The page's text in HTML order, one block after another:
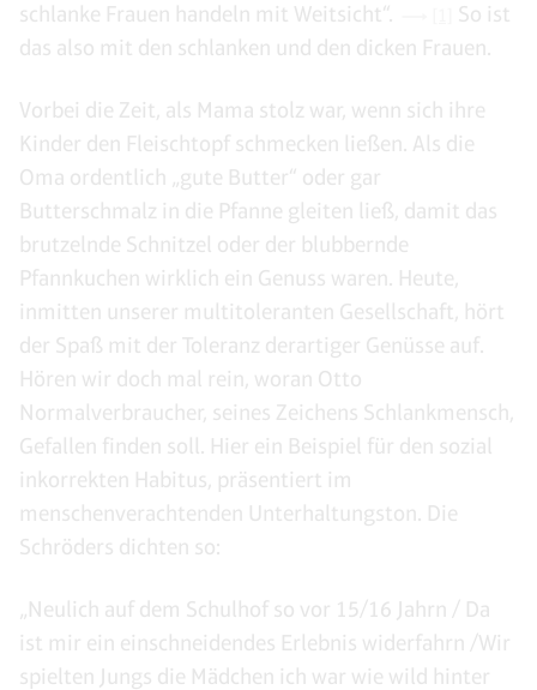
schlanke Frauen handeln mit Weitsicht“.
So ist
das also mit den schlanken und den dicken Frauen.
Vorbei die Zeit, als Mama stolz war, wenn sich ihre
Kinder den Fleischtopf schmecken ließen. Als die
Oma ordentlich „gute Butter“ oder gar
Butterschmalz in die Pfanne gleiten ließ, damit das
brutzelnde Schnitzel oder der blubbernde
Pfannkuchen wirklich ein Genuss waren. Heute,
inmitten unserer multitoleranten Gesellschaft, hört
der Spaß mit der Toleranz derartiger Genüsse auf.
Hören wir doch mal rein, woran Otto
Normalverbraucher, seines Zeichens Schlankmensch,
Gefallen finden soll. Hier ein Beispiel für den sozial
inkorrekten Habitus, präsentiert im
menschenverachtenden Unterhaltungston. Die
Schröders dichten so:
„Neulich auf dem Schulhof so vor 15/16 Jahrn / Da
ist mir ein einschneidendes Erlebnis widerfahrn /Wir
spielten Jungs die Mädchen ich war wie wild hinter